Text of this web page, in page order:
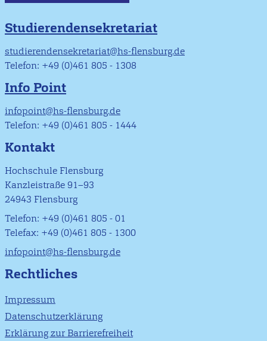
Studierendensekretariat
studierendensekretariat@hs-flensburg.de
Telefon: +49 (0)461 805 - 1308
Info Point
infopoint@hs-flensburg.de
Telefon: +49 (0)461 805 - 1444
Kontakt
Hochschule Flensburg
Kanzleistraße 91–93
24943 Flensburg
Telefon: +49 (0)461 805 - 01
Telefax: +49 (0)461 805 - 1300
infopoint@hs-flensburg.de
Rechtliches
Impressum
Datenschutzerklärung
Erklärung zur Barrierefreiheit